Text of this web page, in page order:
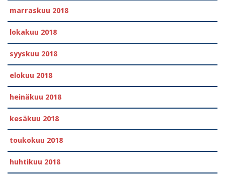
marraskuu 2018
lokakuu 2018
syyskuu 2018
elokuu 2018
heinäkuu 2018
kesäkuu 2018
toukokuu 2018
huhtikuu 2018